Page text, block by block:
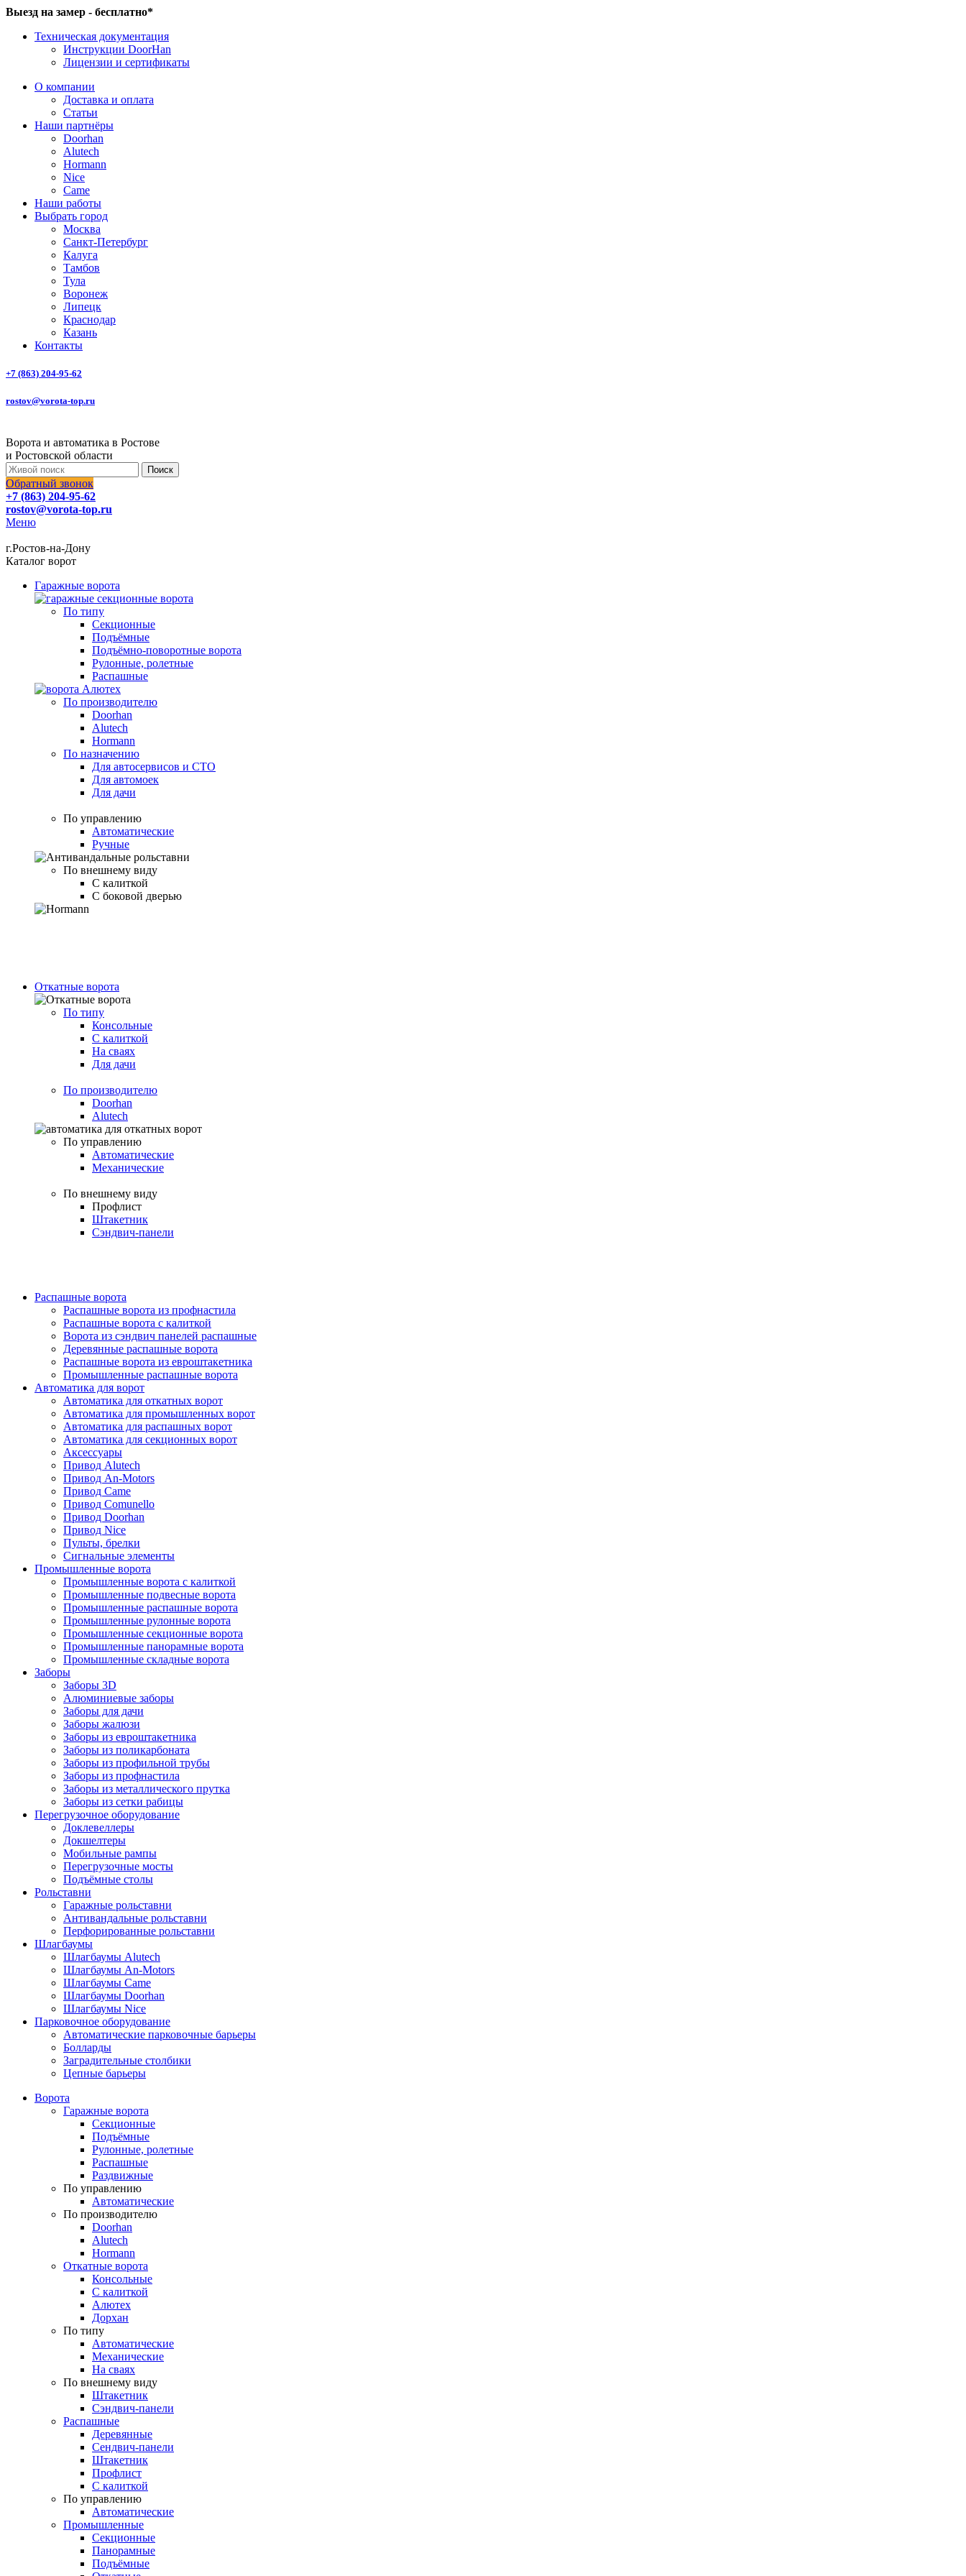
Выезд на замер - бесплатно*
Техническая документация
Инструкции DoorHan
Лицензии и сертификаты
О компании
Доставка и оплата
Статьи
Наши партнёры
Doorhan
Alutech
Hormann
Nice
Came
Наши работы
Выбрать город
Москва
Санкт-Петербург
Калуга
Тамбов
Тула
Воронеж
Липецк
Краснодар
Казань
Контакты
+7 (863) 204-95-62
rostov@vorota-top.ru
Ворота и автоматика в Ростове
и Ростовской области
Поиск
Обратный звонок
+7 (863) 204-95-62
rostov@vorota-top.ru
Меню
г.Ростов-на-Дону
Каталог ворот
Гаражные ворота
По типу
Секционные
Подъёмные
Подъёмно-поворотные ворота
Рулонные, ролетные
Распашные
По производителю
Doorhan
Alutech
Hormann
По назначению
Для автосервисов и СТО
Для автомоек
Для дачи
По управлению
Автоматические
Ручные
По внешнему виду
С калиткой
С боковой дверью
Откатные ворота
По типу
Консольные
С калиткой
На сваях
Для дачи
По производителю
Doorhan
Alutech
По управлению
Автоматические
Механические
По внешнему виду
Профлист
Штакетник
Сэндвич-панели
Распашные ворота
Распашные ворота из профнастила
Распашные ворота с калиткой
Ворота из сэндвич панелей распашные
Деревянные распашные ворота
Распашные ворота из евроштакетника
Промышленные распашные ворота
Автоматика для ворот
Автоматика для откатных ворот
Автоматика для промышленных ворот
Автоматика для распашных ворот
Автоматика для секционных ворот
Аксессуары
Привод Alutech
Привод An-Motors
Привод Came
Привод Comunello
Привод Doorhan
Привод Nice
Пульты, брелки
Сигнальные элементы
Промышленные ворота
Промышленные ворота с калиткой
Промышленные подвесные ворота
Промышленные распашные ворота
Промышленные рулонные ворота
Промышленные секционные ворота
Промышленные панорамные ворота
Промышленные складные ворота
Заборы
Заборы 3D
Алюминиевые заборы
Заборы для дачи
Заборы жалюзи
Заборы из евроштакетника
Заборы из поликарбоната
Заборы из профильной трубы
Заборы из профнастила
Заборы из металлического прутка
Заборы из сетки рабицы
Перегрузочное оборудование
Доклевеллеры
Докшелтеры
Мобильные рампы
Перегрузочные мосты
Подъёмные столы
Рольставни
Гаражные рольставни
Антивандальные рольставни
Перфорированные рольставни
Шлагбаумы
Шлагбаумы Alutech
Шлагбаумы An-Motors
Шлагбаумы Came
Шлагбаумы Doorhan
Шлагбаумы Nice
Парковочное оборудование
Автоматические парковочные барьеры
Болларды
Заградительные столбики
Цепные барьеры
Ворота
Гаражные ворота
Секционные
Подъёмные
Рулонные, ролетные
Распашные
Раздвижные
По управлению
Автоматические
По производителю
Doorhan
Alutech
Hormann
Откатные ворота
Консольные
С калиткой
Алютех
Дорхан
По типу
Автоматические
Механические
На сваях
По внешнему виду
Штакетник
Сэндвич-панели
Распашные
Деревянные
Сендвич-панели
Штакетник
Профлист
С калиткой
По управлению
Автоматические
Промышленные
Секционные
Панорамные
Подъёмные